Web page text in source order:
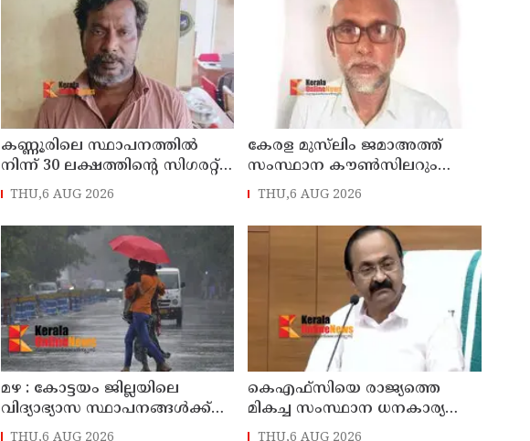
കണ്ണൂരിലെ സ്ഥാപനത്തിൽ
നിന്ന് 30 ലക്ഷത്തിന്റെ സിഗരറ്റ്
മോഷണം: തമിഴ്‌നാട്
തെങ്കാശിയിൽ പിടിയിൽ
THU,6 AUG 2026
കേരള മുസ്‌ലിം ജമാഅത്ത്
സംസ്ഥാന കൗൺസിലറും
തളിപ്പറമ്പിലെ മുതിർന്ന മാധ്യമ
അലി മൊഗ്രാൽ നിര്യാതനായി
THU,6 AUG 2026
മഴ : കോട്ടയം ജില്ലയിലെ
വിദ്യാഭ്യാസ സ്ഥാപനങ്ങൾക്ക്
നാളെ അവധി
THU,6 AUG 2026
കെഎഫ്‌സിയെ രാജ്യത്തെ
മികച്ച സംസ്ഥാന ധനകാര്യ
സ്ഥാപനമാക്കും: മുഖ്യമന്ത്രി വി
THU,6 AUG 2026